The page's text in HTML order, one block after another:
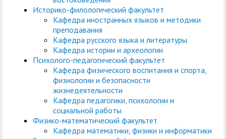
Историко-филологический факультет
Кафедра иностранных языков и методики
преподавания
Кафедра русского языка и литературы
Кафедра истории и археологии
Психолого-педагогический факультет
Кафедра физического воспитания и спорта,
физиологии и безопасности
жизнедеятельности
Кафедра педагогики, психологии и
социальной работы
Физико-математический факультет
Кафедра математики, физики и информатики